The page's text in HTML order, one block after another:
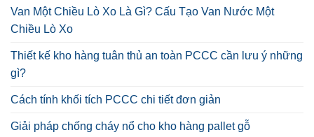
Van Một Chiều Lò Xo Là Gì? Cấu Tạo Van Nước Một
Chiều Lò Xo
Thiết kế kho hàng tuân thủ an toàn PCCC cần lưu ý những
gì?
Cách tính khối tích PCCC chi tiết đơn giản
Giải pháp chống cháy nổ cho kho hàng pallet gỗ